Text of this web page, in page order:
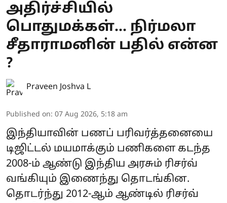
அதிர்ச்சியில்
பொதுமக்கள்... நிர்மலா
சீதாராமனின் பதில் என்ன
?
Praveen Joshva L
Published on: 07 Aug 2026, 5:18 am
இந்தியாவின் பணப் பரிவர்த்தனையை
டிஜிட்டல் மயமாக்கும் பணிகளை கடந்த
2008-ம் ஆண்டு இந்திய அரசும் ரிசர்வ்
வங்கியும் இணைந்து தொடங்கின.
தொடர்ந்து 2012-ஆம் ஆண்டில் ரிசர்வ்